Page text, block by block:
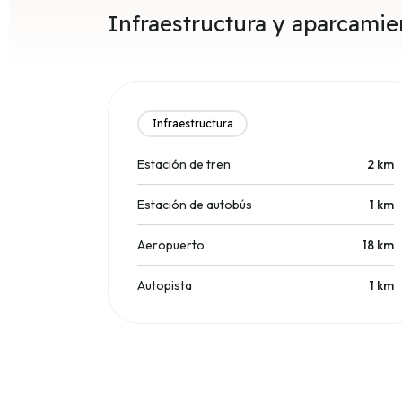
Infraestructura y
Infraestructura
Estación de tren 2 km
Estación de autobús 1 km
Aeropuerto 18 km
Autopista 1 km